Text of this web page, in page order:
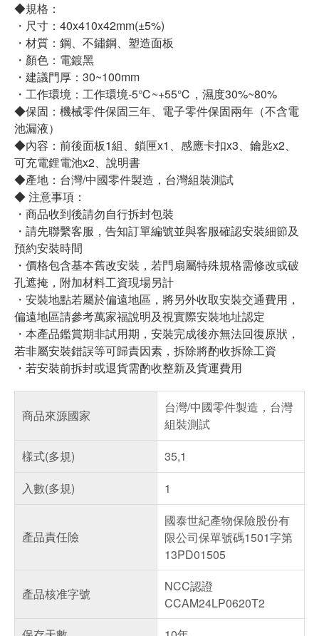
◆規格：
・尺寸：40x410x42mm(±5%)
・材質：鋼、不鏽鋼、塑造面板
・顏色：電鍍黑
・建議門厚：30~100mm
・工作環境：工作環境-5℃~+55℃，濕度30%~80%
◆保固：機械零件保固三年、電子零件保固兩年（不含電
池漏液）
◆內容：前後面板1組、鎖匣x1、感應卡扣x3、鑰匙x2、
可充電鋰電池x2、說明書
◆產地：台灣/中國零件製造，台灣組裝測試
◆ 注意事項：
・商品收到後請勿自行拆封包裝
・請先聯繫客服，告知訂單編號並與客服確認安裝細節及
預約安裝時間
・價格包含基本舊改安裝，若門扇屬特殊規格需修改或破
孔遮掩，附加材料工資現場另計
・安裝地點若屬於偏遠地區，將另外收取安裝交通費用，
偏遠地區請參考萬家福說明及視實際安裝地址認定
・本產品鑑賞期非試用期，安裝完成後亦無法回復原狀，
若非屬安裝錯誤等可歸責因素，拆除將酌收拆除工資
・若安裝前拆封或退貨需酌收整新及貨運費用
商品來源國家
台灣/中國零件製造，台灣
組裝測試
樣式(多規)
35,1
入數(多規)
1
產品責任險
國泰世紀產物保險股份有
限公司保單號碼1501字第
13PD01505
產品核准字號
NCC認證
CCAM24LP0620T2